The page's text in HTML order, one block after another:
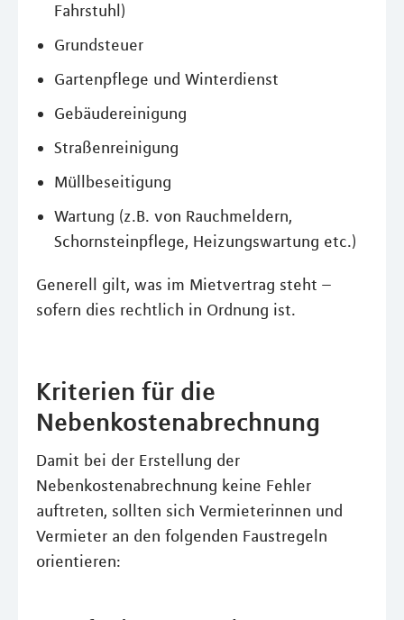
Fahrstuhl)
Grundsteuer
Gartenpflege und Winterdienst
Gebäudereinigung
Straßenreinigung
Müllbeseitigung
Wartung (z.B. von Rauchmeldern,
Schornsteinpflege, Heizungswartung etc.)
Generell gilt, was im Mietvertrag steht –
sofern dies rechtlich in Ordnung ist.
Kriterien für die
Nebenkostenabrechnung
Damit bei der Erstellung der
Nebenkostenabrechnung keine Fehler
auftreten, sollten sich Vermieterinnen und
Vermieter an den folgenden Faustregeln
orientieren: